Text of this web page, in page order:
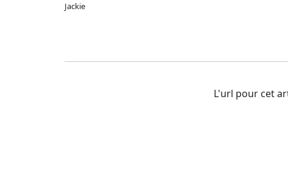
Jackie
L'url pour cet